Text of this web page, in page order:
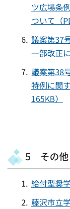
ツ広場条
ついて（
議案第37
一部改正
議案第38
特例に関
165KB）
5 その他
給付型奨
藤沢市立